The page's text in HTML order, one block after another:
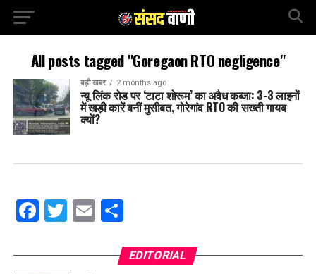
All posts tagged "Goregaon RTO negligence"
बड़ी खबर 2 months ago
न्यू लिंक रोड पर ‘टाटा शोरूम’ का अवैध कब्जा: 3-3 लाइनों
में खड़ी कारें बनीं मुसीबत, गोरेगांव RTO की सख्ती गायब
क्यों?
Facebook
Twitter
EmailShare
EDITORIAL